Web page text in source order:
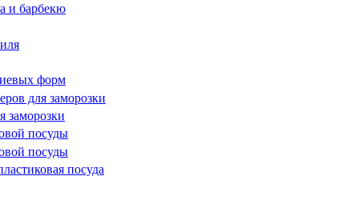
и барбекю
форм
для заморозки
заморозки
посуды
посуды
посуда